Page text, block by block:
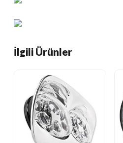
İlgili Ürünler